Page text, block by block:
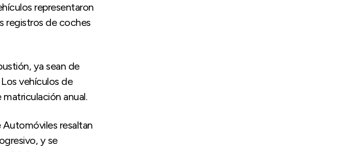
representaron
registros de coches
ya sean de
vehículos de
anual.
resaltan
y se